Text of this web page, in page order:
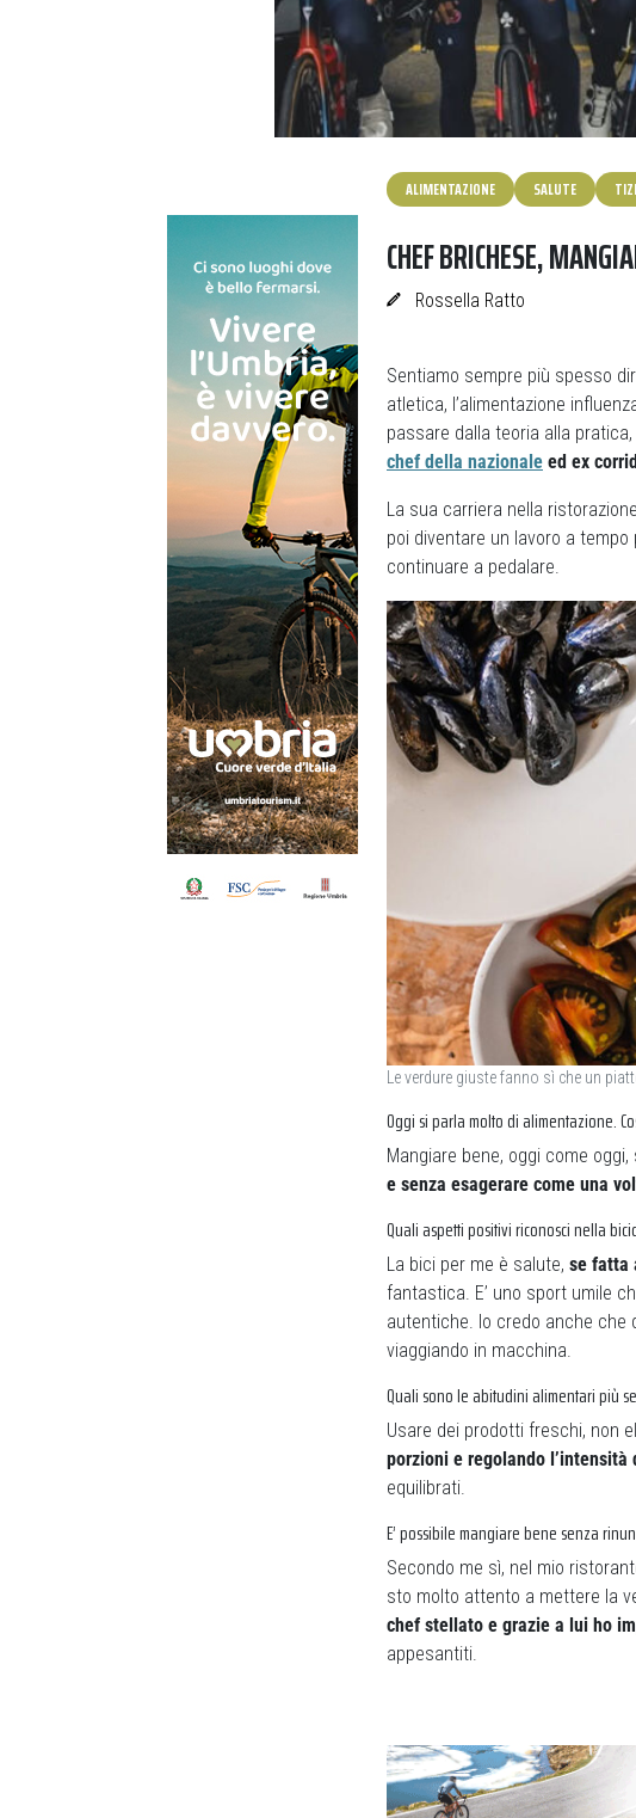
ALIMENTAZIONE SALUTE
CHEF BRICHESE,
Rossella Ratto
Sentiamo sempre più spesso
atletica, l’alimentazione
passare dalla teoria alla
chef della nazionale ed ex
La sua carriera nella
poi diventare un lavoro a
continuare a pedalare.
Le verdure giuste fanno sì che un
Oggi si parla molto di alimentazione.
Mangiare bene, oggi come
e senza esagerare come una
Quali aspetti positivi riconosci nella
La bici per me è salute, se fatta
fantastica. E’ uno sport umile
autentiche. Io credo anche che
viaggiando in macchina.
Quali sono le abitudini alimentari più
Usare dei prodotti freschi, non
porzioni e regolando
equilibrati.
E’ possibile mangiare bene senza
Secondo me sì, nel mio
sto molto attento a mettere la
chef stellato e grazie a lui ho
appesantiti.